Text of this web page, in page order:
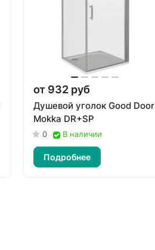
от 932 руб
Душевой уголок Good Door
Mokka DR+SP
0 В наличии
Подробнее